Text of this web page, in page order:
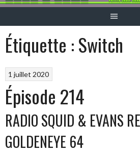
Étiquette :Switch
1 juillet 2020
Épisode 214
RADIO SQUID & EVANS
GOLDENEYE 64